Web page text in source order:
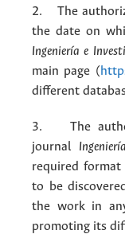
2. The
the date on
Ingeniería e
main page (
different
3. The
journal
required
to be
the work in
promoting its